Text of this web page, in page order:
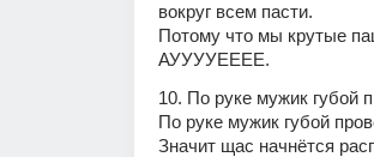
вокруг всем пасти.
Потому что мы крутые
АУУУУЕЕЕЕ.
10. По руке мужик губой
По руке мужик губой
Значит щас начнётся